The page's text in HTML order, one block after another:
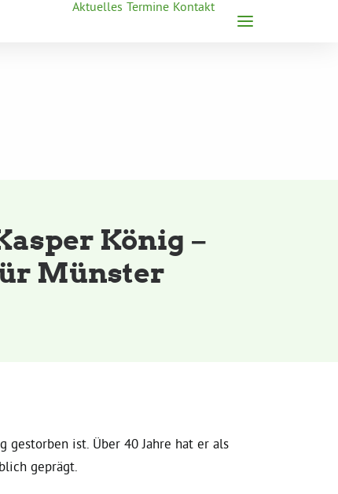
Aktuelles Termine Kontakt
König –
Münster
gestorben ist. Über 40 Jahre hat er als
geprägt.